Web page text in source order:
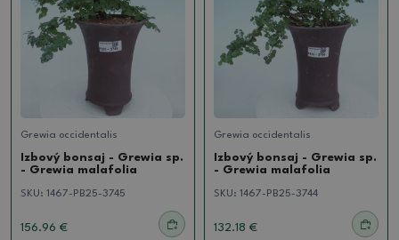
Grewia occidentalis
Izbový bonsaj - Grewia sp.
- Grewia malafolia
SKU: 1467-PB25-3745
156.96 €
Grewia occidentalis
Izbový bonsaj - Grewia sp.
- Grewia malafolia
SKU: 1467-PB25-3744
132.18 €